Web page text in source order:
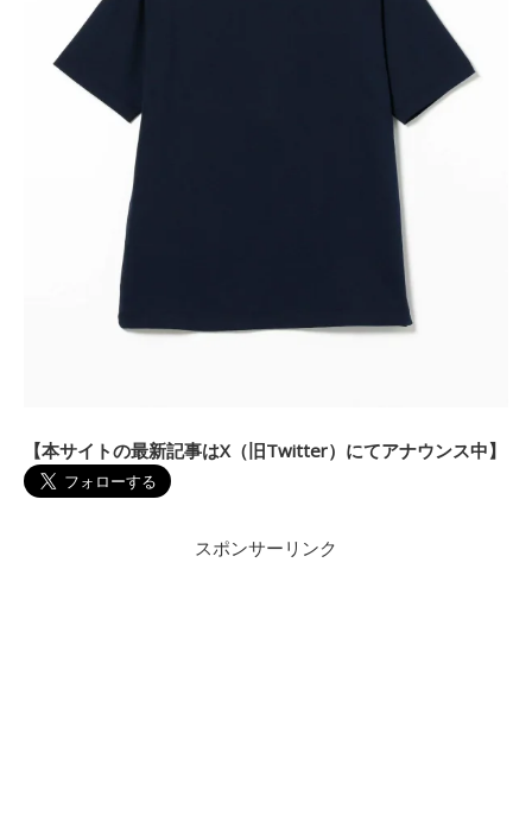
【本サイトの最新記事はX（旧Twitter）にてアナウンス中】
スポンサーリンク